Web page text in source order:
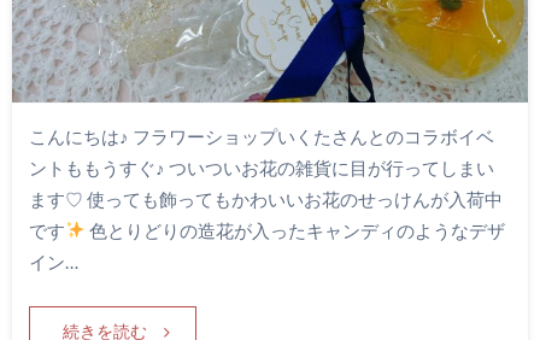
こんにちは♪ フラワーショップいくたさんとのコラボイベ
ントももうすぐ♪ ついついお花の雑貨に目が行ってしまい
ます♡ 使っても飾ってもかわいいお花のせっけんが入荷中
です
色とりどりの造花が入ったキャンディのようなデザ
イン…
続きを読む